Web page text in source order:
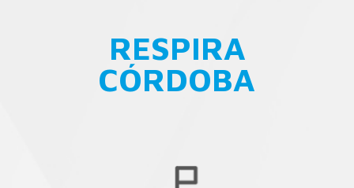
RESPIRA
CÓRDOBA